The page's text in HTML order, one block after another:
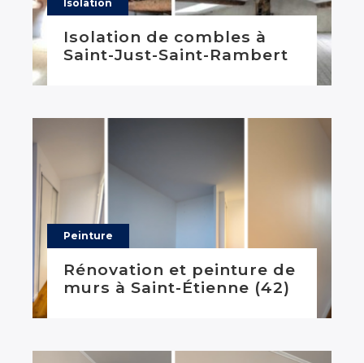
Isolation
Isolation de combles à
Saint-Just-Saint-Rambert
Peinture
Rénovation et peinture de
murs à Saint-Étienne (42)